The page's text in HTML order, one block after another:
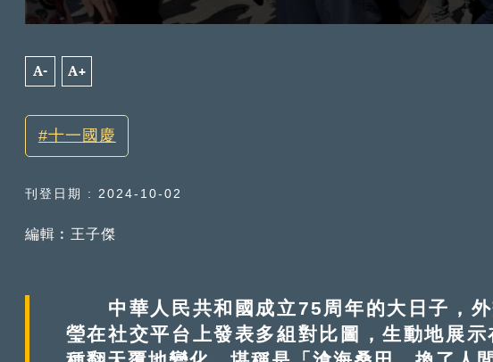
A- A+
十一國慶
刊登日期 : 2024-10-02
編輯︰王子傑
中華人民共和國成立75周年的大日子，外
瑩在社交平台上發表多組對比圖，生動地展